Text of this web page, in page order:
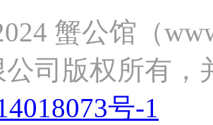
蟹公馆（
公司版权所有，
号-1